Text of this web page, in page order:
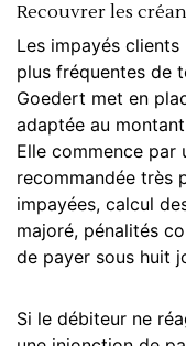
Recouvrer les
Les impayés clients
plus fréquentes de
Goedert met en
adaptée au
Elle commence par
recommandée très
impayées, calcul
majoré, pénalités
de payer sous huit
Si le débiteur ne